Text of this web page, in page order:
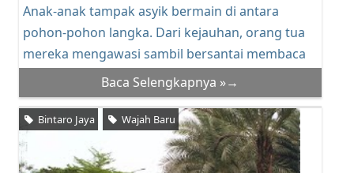
Anak-anak tampak asyik bermain di antara
pohon-pohon langka. Dari kejauhan, orang tua
mereka mengawasi sambil bersantai membaca
buku di ban...Baca Selengkapnya »→
Bintaro Jaya Wajah Baru